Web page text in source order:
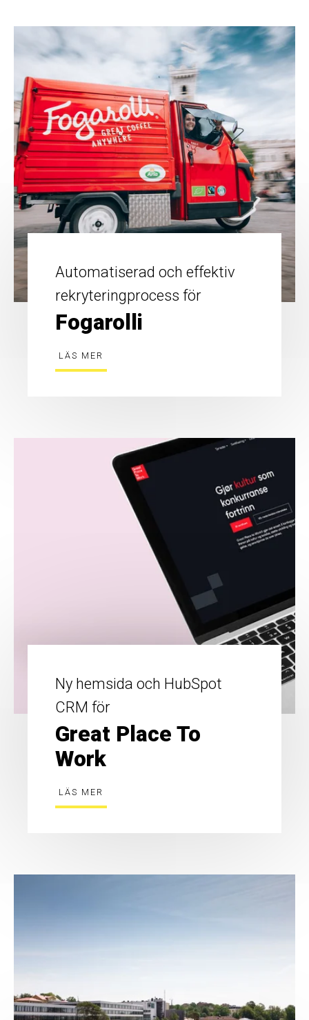
Automatiserad och effektiv
rekryteringprocess för
Fogarolli
LÄS MER
Ny hemsida och HubSpot
CRM för
Great Place To
Work
LÄS MER